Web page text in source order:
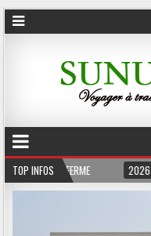
TOP INFOS
FERME 2026-06-30